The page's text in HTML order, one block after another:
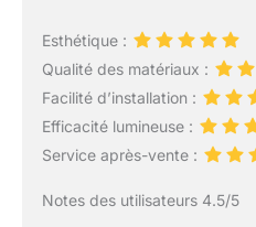
Esthétique :
Qualité des matériaux :
Facilité d’installation :
Efficacité lumineuse :
Service après-vente :
Notes des utilisateurs 4.5/5